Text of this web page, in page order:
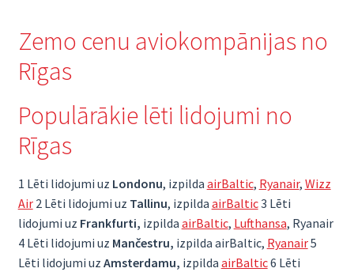
Zemo cenu aviokompānijas no
Rīgas
Populārākie lēti lidojumi no
Rīgas
1 Lēti lidojumi uz Londonu, izpilda airBaltic, Ryanair, Wizz
Air2 Lēti lidojumi uz Tallinu, izpilda airBaltic3 Lēti
lidojumi uz Frankfurti, izpilda airBaltic, Lufthansa, Ryanair
4 Lēti lidojumi uz Mančestru, izpilda airBaltic, Ryanair5
Lēti lidojumi uz Amsterdamu, izpilda airBaltic6 Lēti